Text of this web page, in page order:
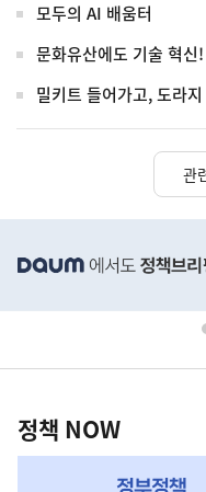
모두의 AI 배움터
문화유산에도 기술 혁
밀키트 들어가고, 도라
관
단
배
영
책
NOW,
정책 NOW